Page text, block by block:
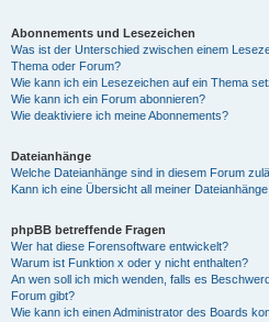
Abonnements und Lesezeichen
Was ist der Unterschied zwischen einem
Thema oder Forum?
Wie kann ich ein Lesezeichen auf ein Thema
Wie kann ich ein Forum abonnieren?
Wie deaktiviere ich meine Abonnements?
Dateianhänge
Welche Dateianhänge sind in diesem Forum
Kann ich eine Übersicht all meiner
phpBB betreffende Fragen
Wer hat diese Forensoftware entwickelt?
Warum ist Funktion x oder y nicht enthalten?
An wen soll ich mich wenden, falls es
Forum gibt?
Wie kann ich einen Administrator des Boards